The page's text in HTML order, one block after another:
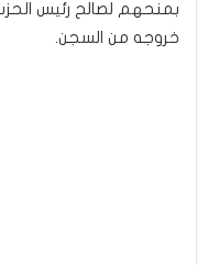
بمنحهم لصالح رئيس
خروجه من السجن.